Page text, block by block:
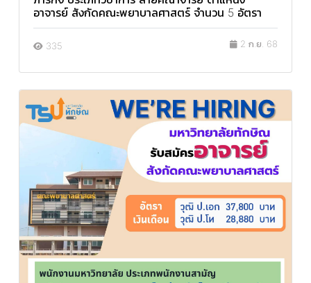
อาจารย์ สังกัดคณะพยาบาลศาสตร์ จำนวน 5 อัตรา
335 2 ก.ย. 68